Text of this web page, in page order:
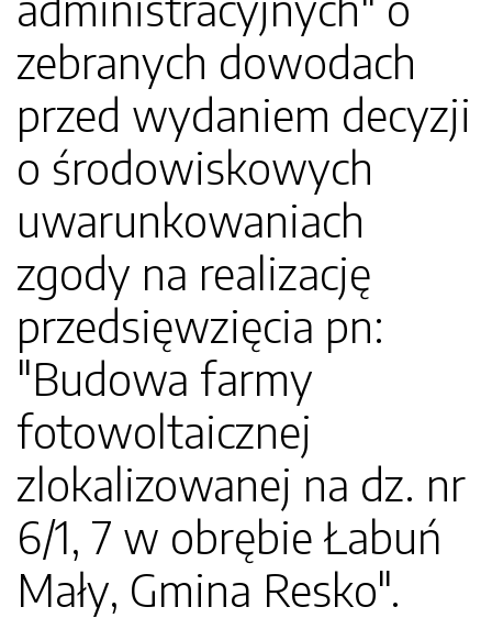
zebranych dowodach
przed wydaniem decyzji
o środowiskowych
uwarunkowaniach
zgody na realizację
przedsięwzięcia pn:
"Budowa farmy
fotowoltaicznej
zlokalizowanej na dz. nr
6/1, 7 w obrębie Łabuń
Mały, Gmina Resko".